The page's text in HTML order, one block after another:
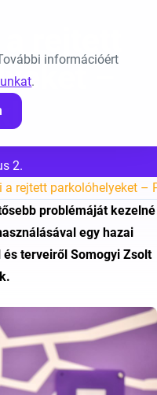
információért
.
rejtett
–
2.
a rejtett parkolóhelyeket –
problémáját kezelné
egy hazai
terveiről Somogyi Zsolt